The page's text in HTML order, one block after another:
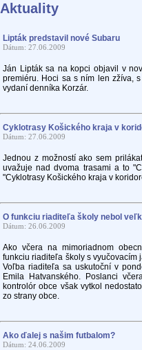
Aktuality
Lipták predstavil nové Subaru
Dátum: 27.06.2009
Ján Lipták sa na kopci objavil v
premiéru. Hoci sa s ním len zžíva,
vydaní denníka Korzár.
Cyklotrasy Košického kraja v
Dátum: 27.06.2009
Jednou z možností ako sem
uvažuje nad dvoma trasami a to
"Cyklotrasy Košického kraja v
O funkciu riaditeľa školy nebol
Dátum: 26.06.2009
Ako včera na mimoriadnom
funkciu riaditeľa školy s vyučovacím
Voľba riaditeľa sa uskutoční v
Emila Hatvanského. Poslanci
kontrolór obce však vytkol
zo strany obce.
Ako ďalej s našim futbalom?
Dátum: 24.06.2009